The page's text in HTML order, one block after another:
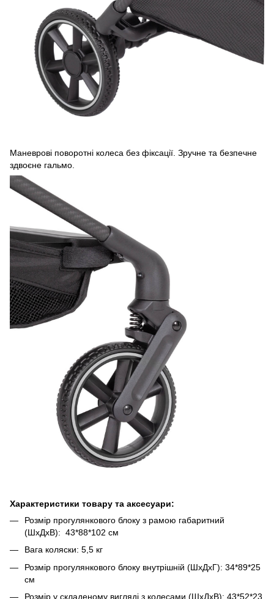
Маневрові поворотні колеса без фіксації. Зручне та безпечне
здвоєне гальмо.
Характеристики товару та аксесуари:
Розмір прогулянкового блоку з рамою габаритний
(ШхДхВ): 43*88*102 см
Вага коляски: 5,5 кг
Розмір прогулянкового блоку внутрішній (ШхДхГ): 34*89*25
см
Розмір у складеному вигляді з колесами (ШхДхВ): 43*52*23